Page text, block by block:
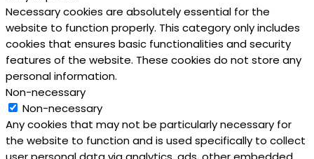
Necessary cookies are absolutely essential for the
website to function properly. This category only includes
cookies that ensures basic functionalities and security
features of the website. These cookies do not store any
personal information.
Non-necessary
Non-necessary
Any cookies that may not be particularly necessary for
the website to function and is used specifically to collect